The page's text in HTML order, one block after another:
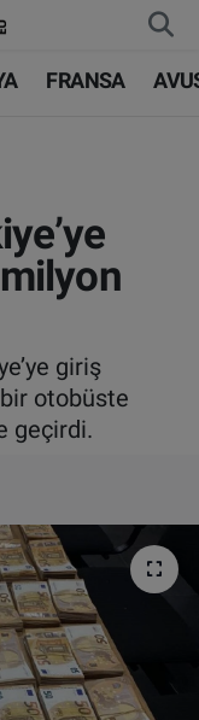
FRANSA
giriş
otobüste
geçirdi.